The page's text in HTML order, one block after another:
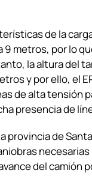
de la
9 metros, por lo
la altura del
y por ello, el
de alta tensión
presencia de
provincia de
del camión